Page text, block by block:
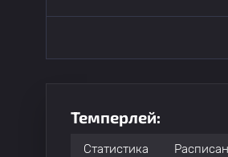
Темперлей:
Статистика